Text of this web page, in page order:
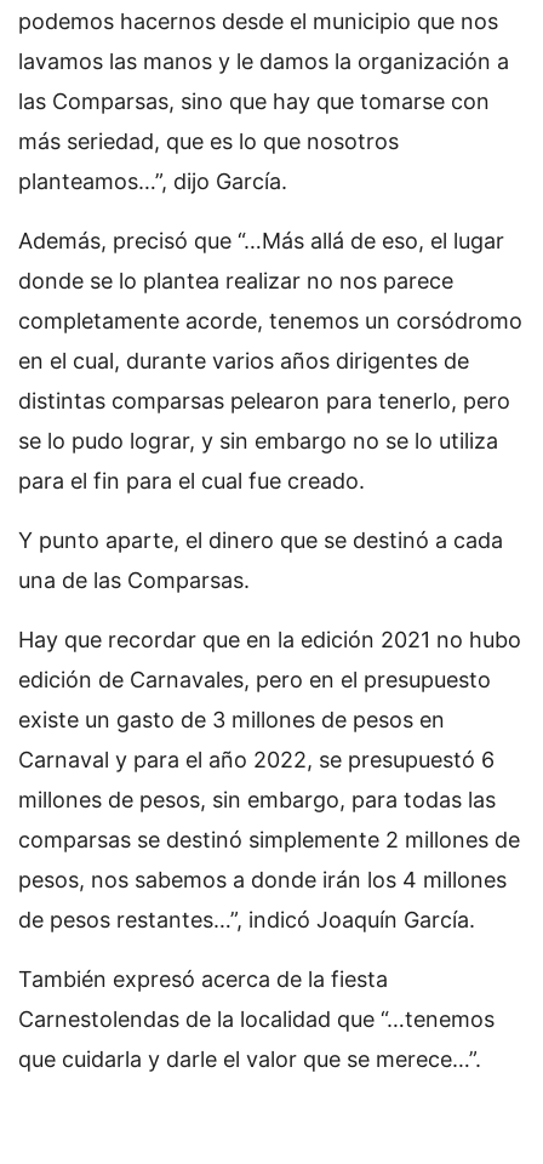
podemos hacernos desde el municipio que nos
lavamos las manos y le damos la organización a
las Comparsas, sino que hay que tomarse con
más seriedad, que es lo que nosotros
planteamos…”, dijo García.
Además, precisó que “…Más allá de eso, el lugar
donde se lo plantea realizar no nos parece
completamente acorde, tenemos un corsódromo
en el cual, durante varios años dirigentes de
distintas comparsas pelearon para tenerlo, pero
se lo pudo lograr, y sin embargo no se lo utiliza
para el fin para el cual fue creado.
Y punto aparte, el dinero que se destinó a cada
una de las Comparsas.
Hay que recordar que en la edición 2021 no hubo
edición de Carnavales, pero en el presupuesto
existe un gasto de 3 millones de pesos en
Carnaval y para el año 2022, se presupuestó 6
millones de pesos, sin embargo, para todas las
comparsas se destinó simplemente 2 millones de
pesos, nos sabemos a donde irán los 4 millones
de pesos restantes…”, indicó Joaquín García.
También expresó acerca de la fiesta
Carnestolendas de la localidad que “…tenemos
que cuidarla y darle el valor que se merece…”.